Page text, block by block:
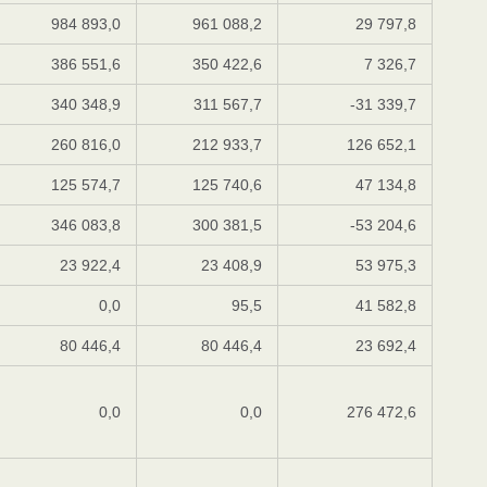
984 893,0 961 088,2 29 797,8
386 551,6 350 422,6 7 326,7
340 348,9 311 567,7 -31 339,7
260 816,0 212 933,7 126 652,1
125 574,7 125 740,6 47 134,8
346 083,8 300 381,5 -53 204,6
23 922,4 23 408,9 53 975,3
0,0 95,5 41 582,8
80 446,4 80 446,4 23 692,4
0,0 0,0 276 472,6